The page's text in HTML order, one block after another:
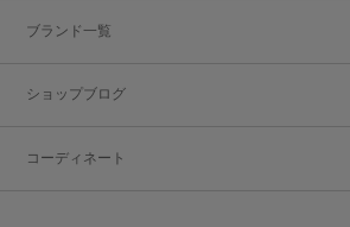
ブランド一覧
ショップブログ
コーディネート